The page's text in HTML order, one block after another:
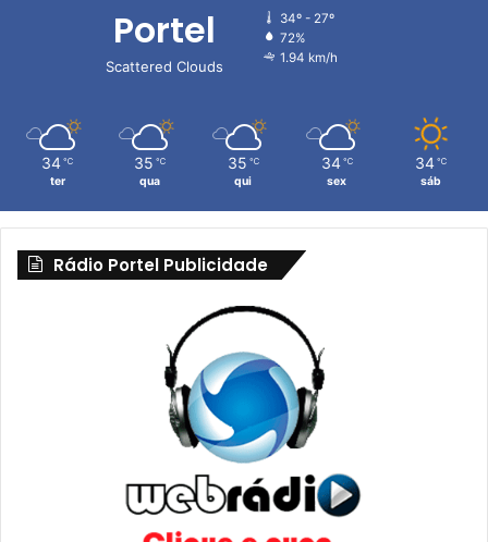
Portel
Scattered Clouds
34º - 27º
72%
1.94 km/h
34 ℃
ter
35 ℃
qua
35 ℃
qui
34 ℃
sex
34 ℃
sáb
Rádio Portel Publicidade